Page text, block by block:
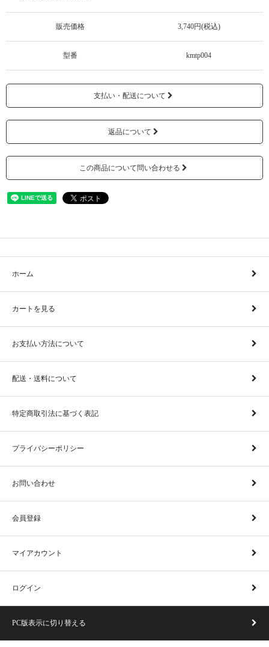
販売価格 3,740円(税込)
型番 kmtp004
支払い・配送について
返品について
この商品について問い合わせる
ホーム
カートを見る
お支払い方法について
配送・送料について
特定商取引法に基づく表記
プライバシーポリシー
お問い合わせ
会員登録
マイアカウント
ログイン
PC版表示に切り替える